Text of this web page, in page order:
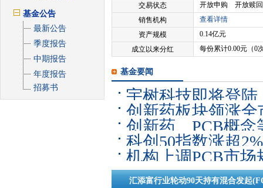
基金公告
最新公告
季度报告
中期报告
年度报告
招募书
交易状态
开放申购 开放赎回
销售机构
查看详情
资产规模
0.14亿元
成立以来分红
每份累计0.00元（0
基金要闻
宇树科技即将登
人ETF易方达（
创新药板块领涨全
数涨近7%
创新药、PCB概念
证1000ETF易方达
科创50指数涨超
金”约74亿元
机构上调PCB市场
昨日获超2000万
汇添富行业轮动90天持有混合发起